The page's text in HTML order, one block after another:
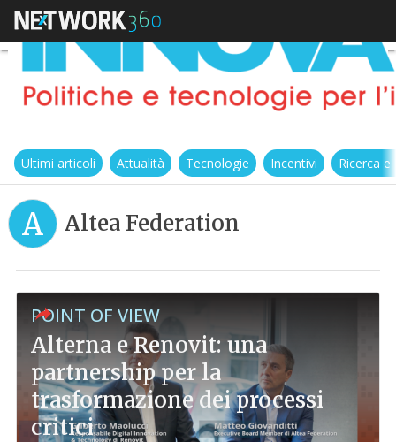
Ultimi articoli Attualità Tecnologie Incentivi Ricerca
A Altea Federation
POINT OF VIEW
Alterna e Renovit: una
partnership per la
trasformazione dei processi
critici